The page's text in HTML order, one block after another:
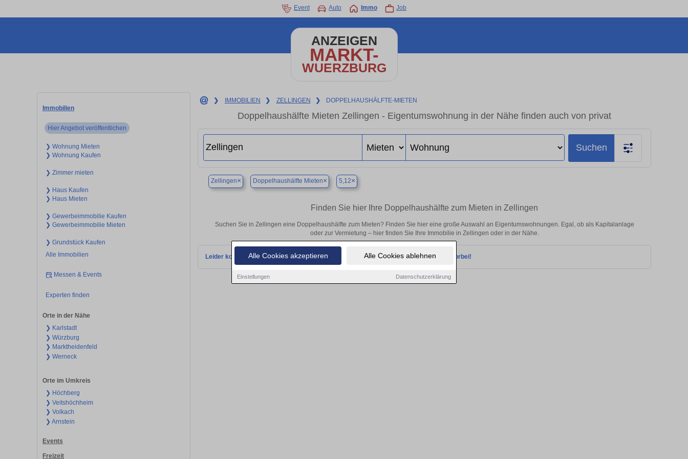
Alle Cookies akzeptieren Alle Cookies ablehnen
Einstellungen Datenschutzerklärung
Event Auto Immo Job
ANZEIGEN
MARKT-
WUERZBURG
Immobilien
Hier Angebot veröffentlichen
❯ Wohnung Mieten
❯ Wohnung Kaufen
❯ Zimmer mieten
❯ Haus Kaufen
❯ Haus Mieten
❯ Gewerbeimmobilie Kaufen
❯ Gewerbeimmobilie Mieten
❯ Grundstück Kaufen
Alle Immobilien
Messen & Events
Experten finden
Orte in der Nähe
❯ Karlstadt
❯ Würzburg
❯ Marktheidenfeld
❯ Werneck
Orte im Umkreis
❯ Höchberg
❯ Veitshöchheim
❯ Volkach
❯ Arnstein
Events
Freizeit
❯ IMMOBILIEN ❯ ZELLINGEN ❯ DOPPELHAUSHÄLFTE-MIETEN
Doppelhaushälfte Mieten Zellingen - Eigentumswohnung in der Nähe finden auch von privat
Suchen
Zellingen× Doppelhaushälfte Mieten× 5,12×
Finden Sie hier Ihre Doppelhaushälfte zum Mieten in Zellingen
Suchen Sie in Zellingen eine Doppelhaushälfte zum Mieten? Finden Sie hier eine große Auswahl an Eigentumswohnungen. Egal, ob als Kapitalanlage
oder zur Vermietung – hier finden Sie Ihre Immobilie in Zellingen oder in der Nähe.
Leider konnten wir derzeit keine passenden Objekte finden. Schauen Sie bald wieder vorbei!